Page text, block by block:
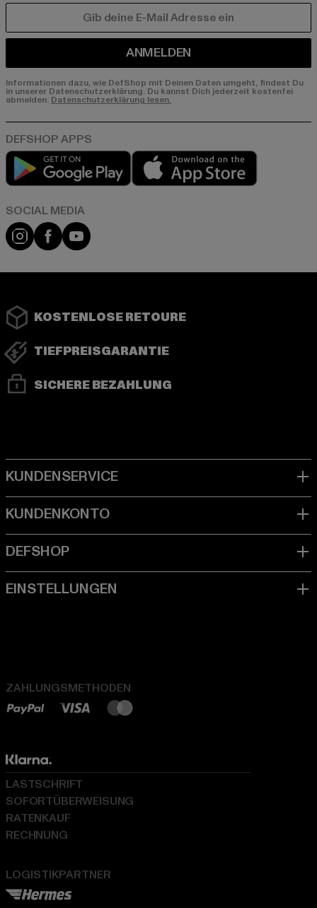
ANMELDEN
Informationen dazu, wie DefShop mit Deinen Daten umgeht, findest Du
in unserer Datenschutzerklärung. Du kannst Dich jederzeit kostenfei
abmelden. Datenschutzerklärung lesen.
Play market
Instagram
FacebookYouTube
KOSTENLOSE RETOURE
TIEFPREISGARANTIE
SICHERE BEZAHLUNG
ZAHLUNGSMETHODEN
LOGISTIKPARTNER
LASTSCHRIFT
SOFORTÜBERWEISUNG
RATENKAUF
RECHNUNG